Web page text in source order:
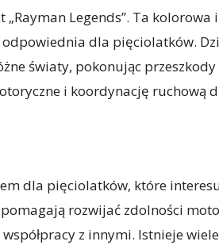
Legends”. Ta kolorowa
dla pięciolatków.
światy, pokonując
i koordynację ruchową
dla pięciolatków, które
rozwijać zdolności
z innymi. Istnieje